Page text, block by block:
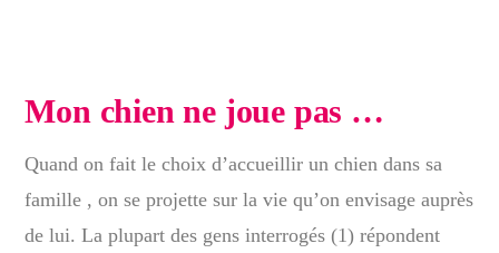
Mon chien ne joue pas …
Quand on fait le choix d’accueillir un chien dans sa
famille , on se projette sur la vie qu’on envisage auprès
de lui. La plupart des gens interrogés (1) répondent